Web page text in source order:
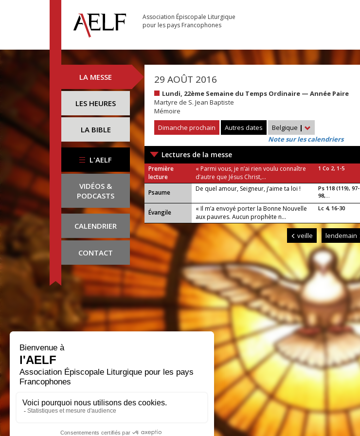
Association Épiscopale Liturgique
pour les pays Francophones
LA MESSE
LES HEURES
LA BIBLE
L'AELF
VIDÉOS &
PODCASTS
CALENDRIER
CONTACT
29 AOÛT 2016
Lundi, 22ème Semaine du Temps Ordinaire — Année Paire
Martyre de S. Jean Baptiste
Mémoire
Dimanche prochain
Autres dates Belgique |
Note sur les calendriers
Lectures de la messe
Première
lecture
« Parmi vous, je n’ai rien voulu connaître
d’autre que Jésus Christ,...
1 Co 2, 1-5
Psaume De quel amour, Seigneur, j’aime ta loi !
Ps 118 (119), 97-
98,...
Évangile
« Il m’a envoyé porter la Bonne Nouvelle
aux pauvres. Aucun prophète n...
Lc 4, 16-30
veille lendemain